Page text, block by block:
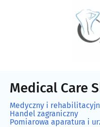
Medical Care
Medyczny i
Handel zagraniczny
Pomiarowa aparatura i